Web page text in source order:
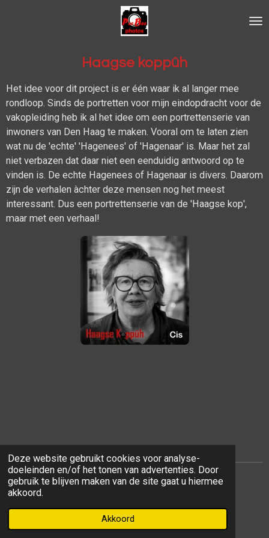
Deze website gebruikt cookies voor analyse-
doeleinden en/of het tonen van advertenties. Door
gebruik te blijven maken van de site gaat u hiermee
akkoord.
Akkoord
Haagse koppûh
Het idee voor dit project is er één waar ik al langer mee
rondloop. Sinds de portretten voor mijn eindopdracht voor de
vakopleiding heb ik al het idee om een portrettenserie van
inwoners van Den Haag te maken. Vooral om te laten zien
wat nu de 'echte' 'Hagenees' of 'Hagenaar' is. Maar het zal
niet verbazen dat daar niet een eenduidig antwoord op te
vinden is. De echte Hagenees of Hagenaar is divers. Daarom
zijn de verhalen àchter deze mensen nog het meest
interessant. Dus een portrettenserie van de 'Haagse kop',
maar met een verhaal!
Delen Share Delen